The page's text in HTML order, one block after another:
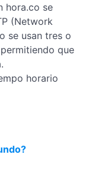
hora.co se
(Network
se usan tres o
que
horario